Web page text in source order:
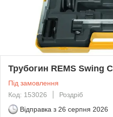
Трубогин REMS Swing
Під замовлення
Код: 153026
Роздріб
Відправка з 26 серпня 2026